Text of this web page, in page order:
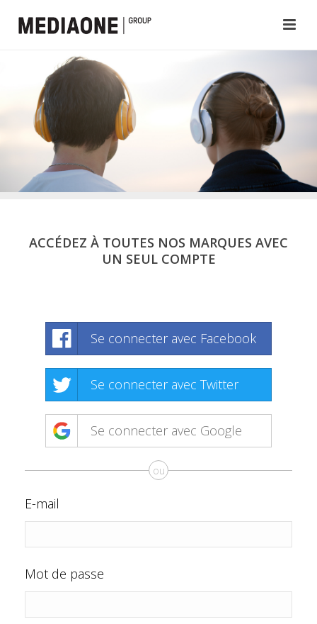
ACCÉDEZ À TOUTES NOS MARQUES AVEC
UN SEUL COMPTE
Se connecter avec Facebook
Se connecter avec Twitter
Se connecter avec Google
ou
E-mail
Mot de passe